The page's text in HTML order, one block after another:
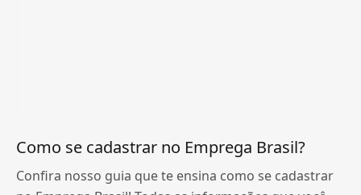
Como se cadastrar no Emprega Brasil?
Confira nosso guia que te ensina como se cadastrar